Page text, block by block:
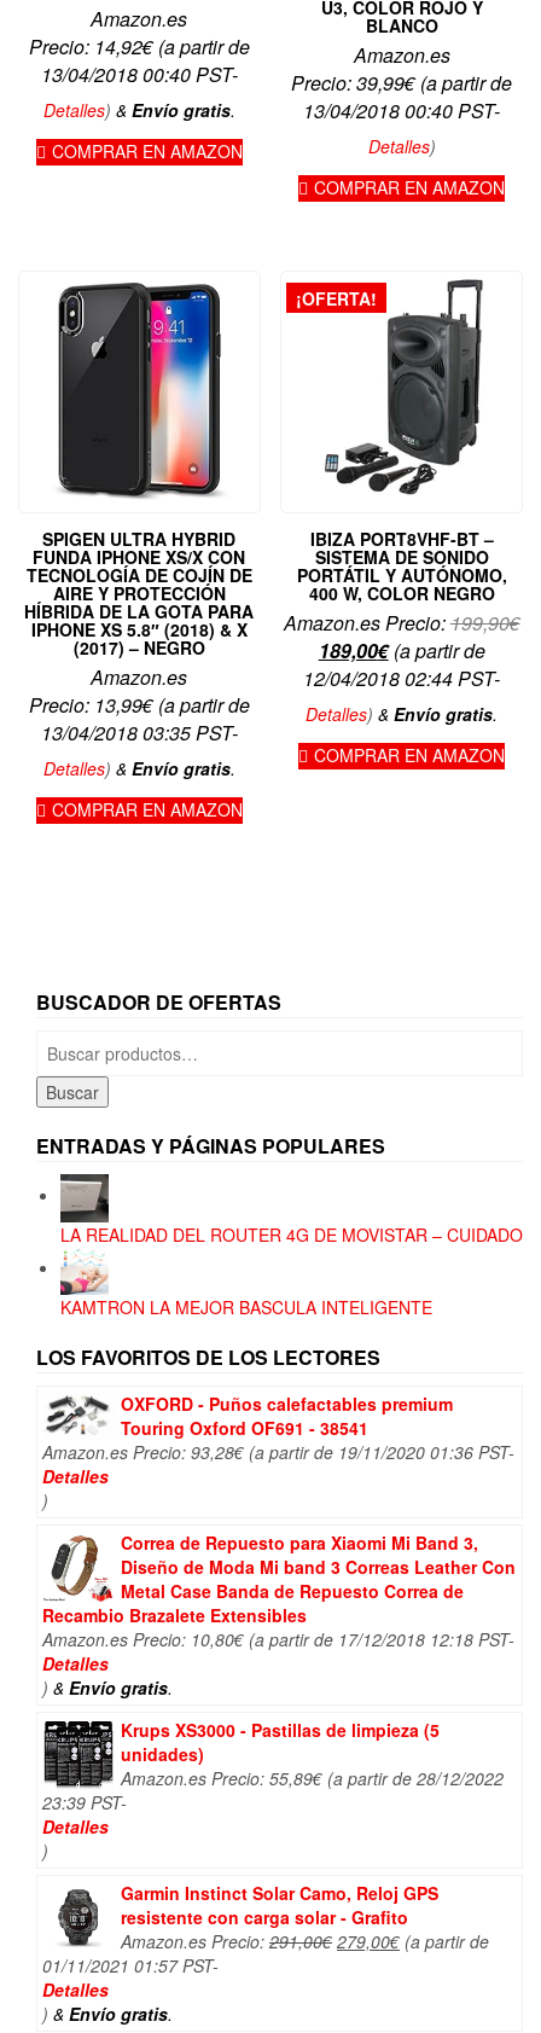
Amazon.es
Precio: 14,92€(a partir de
13/04/2018 00:40 PST-
Detalles) & Envío gratis.
COMPRAR EN AMAZON
U3, COLOR ROJO Y
BLANCO
Amazon.es
Precio:39,99€(a partir de
13/04/2018 00:40 PST-
Detalles)
COMPRAR EN AMAZON
SPIGEN ULTRA HYBRID
FUNDA IPHONE XS/X CON
TECNOLOGÍA DE COJÍN DE
AIRE Y PROTECCIÓN
HÍBRIDA DE LA GOTA PARA
IPHONE XS 5.8″ (2018) & X
(2017) – NEGRO
Amazon.es
Precio: 13,99€(a partir de
13/04/2018 03:35 PST-
Detalles) & Envío gratis.
COMPRAR EN AMAZON
¡OFERTA!
IBIZA PORT8VHF-BT –
SISTEMA DE SONIDO
PORTÁTIL Y AUTÓNOMO,
400 W, COLOR NEGRO
Amazon.es Precio:199,90€El
189,00€El
precio
actual
189,00€.
(a partir de
12/04/2018 02:44 PST-
Detalles)&Envío gratis.
COMPRAR EN AMAZON
BUSCADOR DE OFERTAS
por:
Buscar
ENTRADAS Y PÁGINAS POPULARES
LA REALIDAD DEL ROUTER 4G DE MOVISTAR – CUIDADO
KAMTRON LA MEJOR BASCULA INTELIGENTE
LOS FAVORITOS DE LOS LECTORES
OXFORD - Puños calefactables premium
Touring Oxford OF691 - 38541
Amazon.es Precio: 93,28€ (a partir de 19/11/2020 01:36 PST-
Detalles
)
Correa de Repuesto para Xiaomi Mi Band 3,
Diseño de Moda Mi band 3 Correas Leather Con
Metal Case Banda de Repuesto Correa de
Recambio Brazalete Extensibles
Amazon.es Precio: 10,80€ (a partir de 17/12/2018 12:18 PST-
Detalles
) & Envío gratis.
Krups XS3000 - Pastillas de limpieza (5
unidades)
Amazon.es Precio: 55,89€ (a partir de 28/12/2022
23:39 PST-
Detalles
)
Garmin Instinct Solar Camo, Reloj GPS
resistente con carga solar - Grafito
Amazon.es Precio: 291,00€ El
279,00€El(a partir de
01/11/2021 01:57 PST-
Detalles
) & Envío gratis.